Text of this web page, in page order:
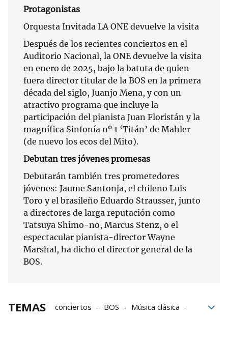
Protagonistas
Orquesta Invitada LA ONE devuelve la visita
Después de los recientes conciertos en el
Auditorio Nacional, la ONE devuelve la visita
en enero de 2025, bajo la batuta de quien
fuera director titular de la BOS en la primera
década del siglo, Juanjo Mena, y con un
atractivo programa que incluye la
participación del pianista Juan Floristán y la
magnífica Sinfonía nº 1 ‘Titán’ de Mahler
(de nuevo los ecos del Mito).
Debutan tres jóvenes promesas
Debutarán también tres prometedores
jóvenes: Jaume Santonja, el chileno Luis
Toro y el brasileño Eduardo Strausser, junto
a directores de larga reputación como
Tatsuya Shimo-no, Marcus Stenz, o el
espectacular pianista-director Wayne
Marshal, ha dicho el director general de la
BOS.
TEMAS conciertos BOS
Música clásica